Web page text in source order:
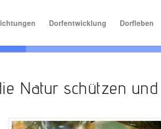
Dorfentwicklung Dorfleben
Natur schützen und